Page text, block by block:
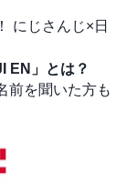
にじさんじ×日
EN」とは？
前を聞いた方も